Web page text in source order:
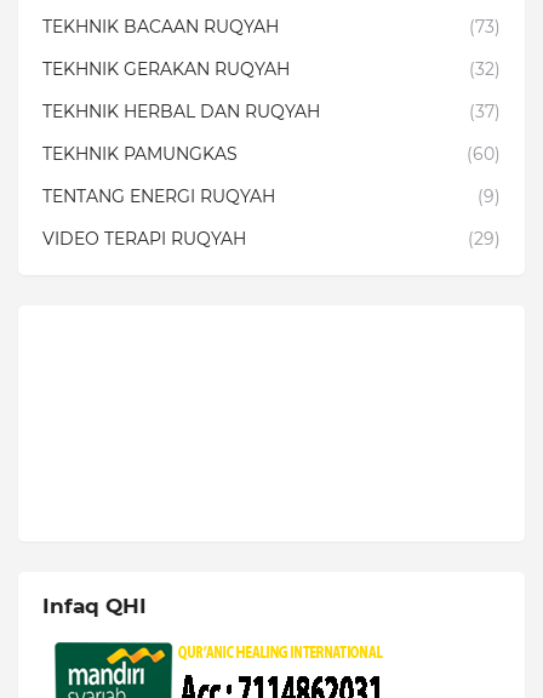
TEKHNIK BACAAN RUQYAH
(73)
TEKHNIK GERAKAN RUQYAH
(32)
TEKHNIK HERBAL DAN RUQYAH
(37)
TEKHNIK PAMUNGKAS
(60)
TENTANG ENERGI RUQYAH
(9)
VIDEO TERAPI RUQYAH
(29)
Infaq QHI